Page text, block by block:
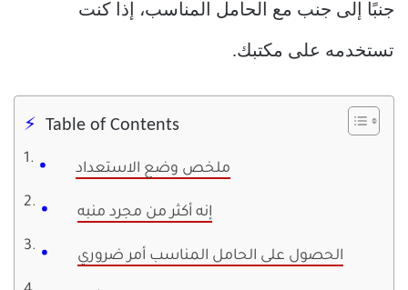
جنبًا إلى جنب مع الحامل المناسب، إذا كنت
تستخدمه على مكتبك.
Table of Contents
ملخص وضع الاستعداد
إنه أكثر من مجرد منبه
الحصول على الحامل المناسب أمر ضروري